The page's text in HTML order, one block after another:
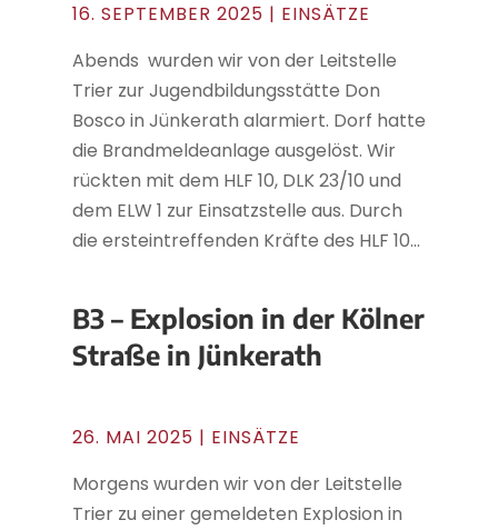
16. SEPTEMBER 2025 | EINSÄTZE
Abends wurden wir von der Leitstelle
Trier zur Jugendbildungsstätte Don
Bosco in Jünkerath alarmiert. Dorf hatte
die Brandmeldeanlage ausgelöst. Wir
rückten mit dem HLF 10, DLK 23/10 und
dem ELW 1 zur Einsatzstelle aus. Durch
die ersteintreffenden Kräfte des HLF 10...
B3 – Explosion in der Kölner
Straße in Jünkerath
26. MAI 2025 | EINSÄTZE
Morgens wurden wir von der Leitstelle
Trier zu einer gemeldeten Explosion in